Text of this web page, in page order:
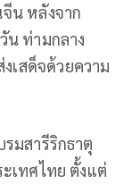
น หลังจาก
น ท่ามกลาง
เสด็จด้วยความ
มสารีริกธาตุ
เทศไทย ตั้งแต่